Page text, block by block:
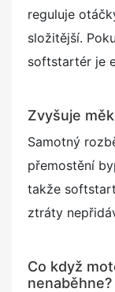
reguluje
složitější.
softstartér je
Zvyšuje
Samotný
přemostění
takže
ztráty
Co když
nenaběhne?